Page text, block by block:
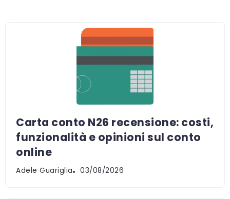
Carta conto N26 recensione: costi,
funzionalità e opinioni sul conto
online
Adele Guariglia 03/08/2026